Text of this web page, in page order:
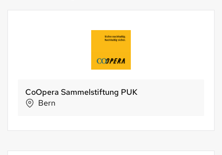
CoOpera Sammelstiftung PUK
Bern